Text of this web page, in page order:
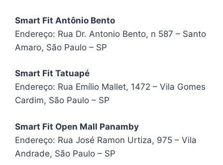
Smart Fit Antônio Bento
Endereço: Rua Dr. Antonio Bento, n 587 – Santo
Amaro, São Paulo – SP
Smart Fit Tatuapé
Endereço: Rua Emílio Mallet, 1472 – Vila Gomes
Cardim, São Paulo – SP
Smart Fit Open Mall Panamby
Endereço: Rua José Ramon Urtiza, 975 – Vila
Andrade, São Paulo – SP